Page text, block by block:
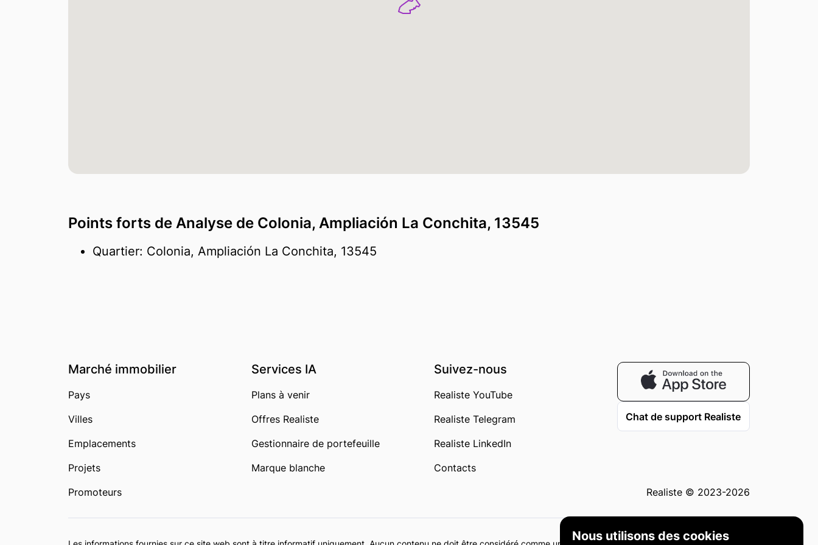
Nous utilisons des cookies
Points forts de Analyse de Colonia, Ampliación La Conchita, 13545
Quartier: Colonia, Ampliación La Conchita, 13545
Marché immobilier
Pays
Villes
Emplacements
Projets
Promoteurs
Services IA
Plans à venir
Offres Realiste
Gestionnaire de portefeuille
Marque blanche
Suivez-nous
Realiste YouTube
Realiste Telegram
Realiste LinkedIn
Contacts
Chat de support Realiste
Realiste © 2023-2026